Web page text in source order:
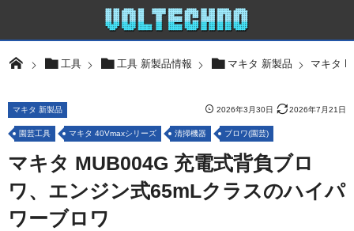
工具 工具 新製品情報 マキタ 新製品 マキタ
2026年3月30日 2026年7月21日
マキタ 新製品
園芸工具 マキタ 40Vmaxシリーズ 清掃機器 ブロワ(園芸)
マキタ MUB004G 充電式背負ブロ
ワ、エンジン式65mLクラスのハイパ
ワーブロワ